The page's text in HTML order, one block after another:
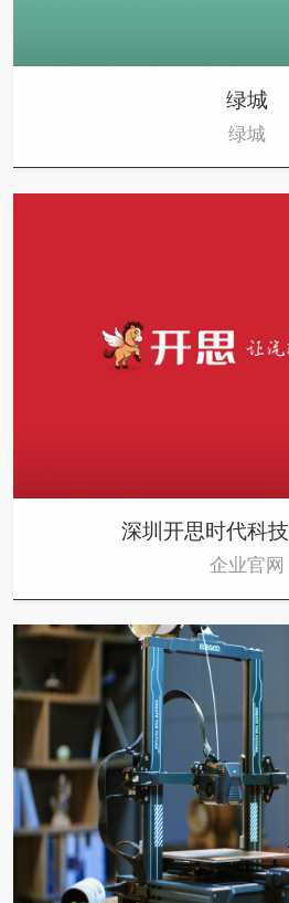
绿城
绿城
深圳开思时代科
企业官网